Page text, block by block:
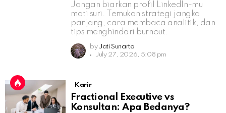
Jangan biarkan profil LinkedIn-mu
mati suri. Temukan strategi jangka
panjang, cara membaca analitik, dan
tips menghindari burnout.
by Jati Sunarto
July 27, 2026, 5:08 pm
Karir
Fractional Executive vs
Konsultan: Apa Bedanya?